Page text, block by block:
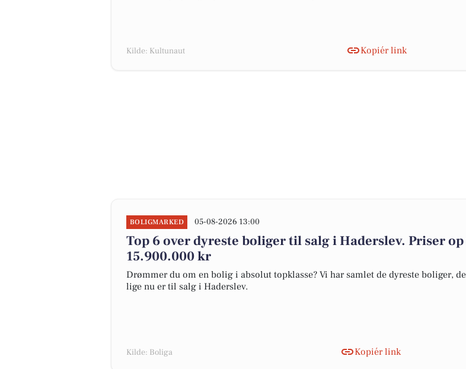
Kilde: Kultunaut Kopiér link
BOLIGMARKED 05-08-2026 13:00
Top 6 over dyreste boliger til salg i Haderslev. Priser
15.900.000 kr
Drømmer du om en bolig i absolut topklasse? Vi har samlet de dyreste boliger,
lige nu er til salg i Haderslev.
Kilde: Boliga Kopiér link